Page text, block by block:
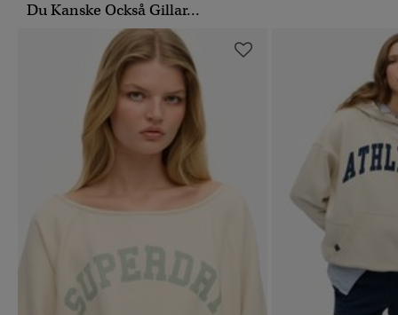
Du Kanske Också Gillar...